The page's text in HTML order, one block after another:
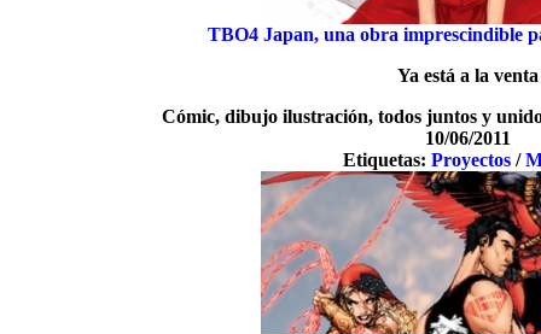
TBO4 Japan, una obra imprescindible
Ya está a la venta
Cómic, dibujo ilustración, todos juntos y
10/06/2011
Etiquetas:Proyectos /